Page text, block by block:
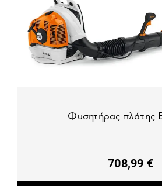
Φυσητήρας πλάτης
708,99 €